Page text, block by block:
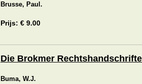
Brusse, Paul.
Prijs: € 9.00
Die Brokmer
Buma, W.J.